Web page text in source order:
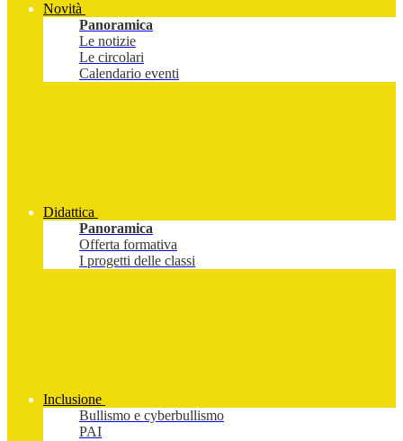
Novità
Panoramica
Le notizie
Le circolari
Calendario eventi
Didattica
Panoramica
Offerta formativa
I progetti delle classi
Inclusione
Bullismo e cyberbullismo
PAI